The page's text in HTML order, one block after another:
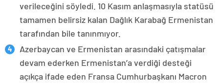
verileceğini söyledi. 10 Kasım anlaşmasıyla statüsü
tamamen belirsiz kalan Dağlık Karabağ Ermenistan
tarafından bile tanınmıyor.
Azerbaycan ve Ermenistan arasındaki çatışmalar
devam ederken Ermenistan’a verdiği desteği
açıkça ifade eden Fransa Cumhurbaşkanı Macron